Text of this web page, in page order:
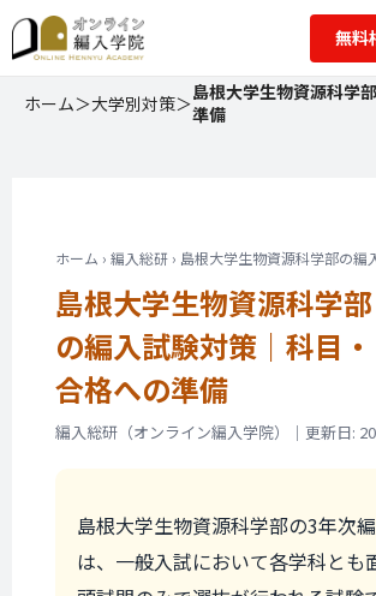
無料
ホーム＞大学別対策＞島根大学生物資源科学
準備
ホーム › 編入総研 › 島根大学生物資源科学部の編
島根大学生物資源科学部
の編入試験対策｜ 科目
合格への準備
編入総研（オンライン編入学院）｜更新日:
島根大学生物資源科学部の3年次
は、一般入試において各学科とも